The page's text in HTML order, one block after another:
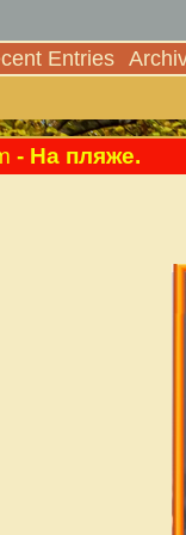
Entries
- На пляже.